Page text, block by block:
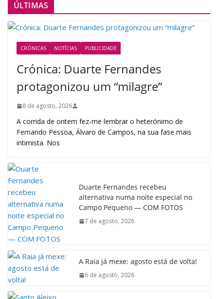
ÚLTIMAS
CRÓNICAS NOTÍCIAS PUBLICIDADE
Crónica: Duarte Fernandes
protagonizou um “milagre”
8 de agosto, 2026
A corrida de ontem fez-me lembrar o heterónimo de
Fernando Pessoa, Álvaro de Campos, na sua fase mais
intimista. Nos
Duarte Fernandes recebeu
alternativa numa noite especial no
Campo Pequeno — COM FOTOS
7 de agosto, 2026
A Raia já mexe: agosto está de volta!
6 de agosto, 2026